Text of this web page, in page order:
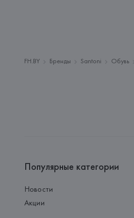
FH.BY Бренды Santoni Обувь
Популярные категории
Новости
Акции